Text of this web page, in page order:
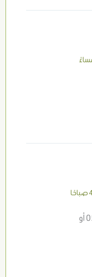
تواصلي معنا على 0567460080 أو